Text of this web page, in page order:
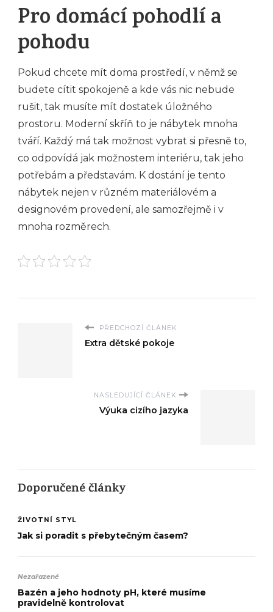
Pro domácí pohodlí a
pohodu
Pokud chcete mít doma prostředí, v němž se
budete cítit spokojeně a kde vás nic nebude
rušit, tak musíte mít dostatek úložného
prostoru. Moderní skříň to je nábytek mnoha
tváří. Každý má tak možnost vybrat si přesně to,
co odpovídá jak možnostem interiéru, tak jeho
potřebám a představám. K dostání je tento
nábytek nejen v různém materiálovém a
designovém provedení, ale samozřejmě i v
mnoha rozměrech.
PŘEDCHOZÍ ČLÁNEK
Extra dětské pokoje
NASLEDUJÍCÍ ČLÁNEK
Výuka cizího jazyka
Doporučené články
ŽIVOTNÍ STYL
Jak si poradit s přebytečným časem?
Nezařazené
Bazén a jeho hodnoty pH, které musíme
pravidelně kontrolovat